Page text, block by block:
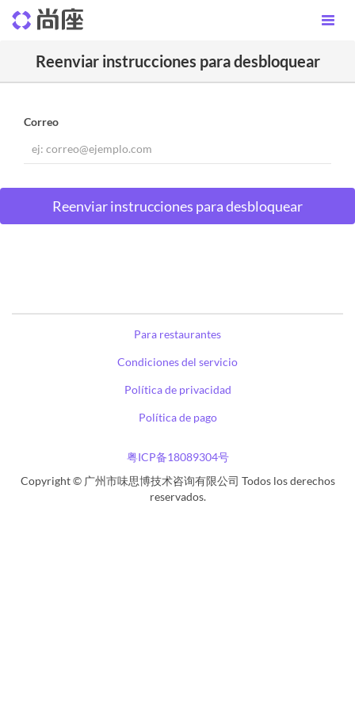
Reenviar instrucciones para desbloquear
Correo
Para restaurantes
Condiciones del servicio
Política de privacidad
Política de pago
粤ICP备18089304号
Copyright © 广州市味思博技术咨询有限公司 Todos los derechos
reservados.